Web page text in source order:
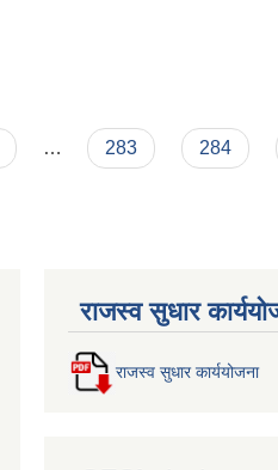
… 283 284
राजस्व सुधार
राजस्व सुधार कार्ययोजना